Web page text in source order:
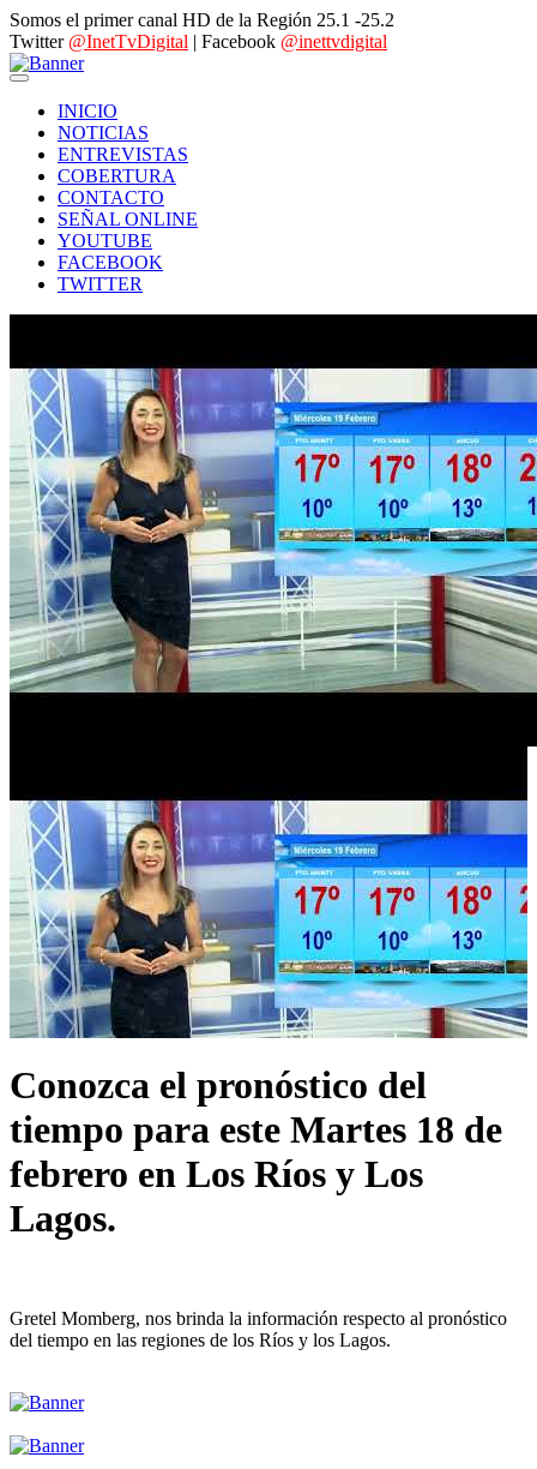
Somos el primer canal HD de la Región 25.1 -25.2
Twitter @InetTvDigital | Facebook @inettvdigital
INICIO
NOTICIAS
ENTREVISTAS
COBERTURA
CONTACTO
SEÑAL ONLINE
YOUTUBE
FACEBOOK
TWITTER
Conozca el pronóstico del
tiempo para este Martes 18 de
febrero en Los Ríos y Los
Lagos.
Gretel Momberg, nos brinda la información respecto al pronóstico
del tiempo en las regiones de los Ríos y los Lagos.